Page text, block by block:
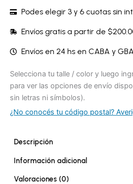
Podes elegir 3 y 6 cuotas sin
Envíos gratis a partir de
Envíos en 24 hs en CABA y GBA
Selecciona tu talle / color y luego
para ver las opciones de envío
sin letras ni símbolos).
¿No conocés tu código postal?
Descripción
Información adicional
Valoraciones (0)